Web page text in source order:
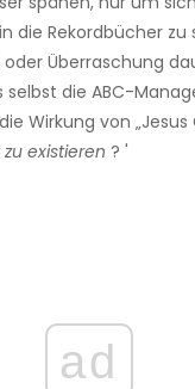
die Rekordbücher zu
Überraschung
selbst die ABC-
Wirkung von „Jesus
existieren ? '
ad